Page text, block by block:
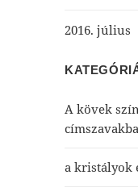
2016. július
A kövek
a kristályok